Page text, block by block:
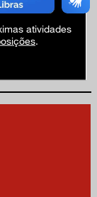
atividades
.